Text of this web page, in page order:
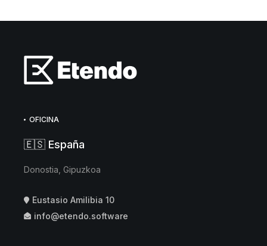
OFICINA
🇪🇸 España
Donostia, Gipuzkoa
Eustasio Amilibia 10
info@etendo.software